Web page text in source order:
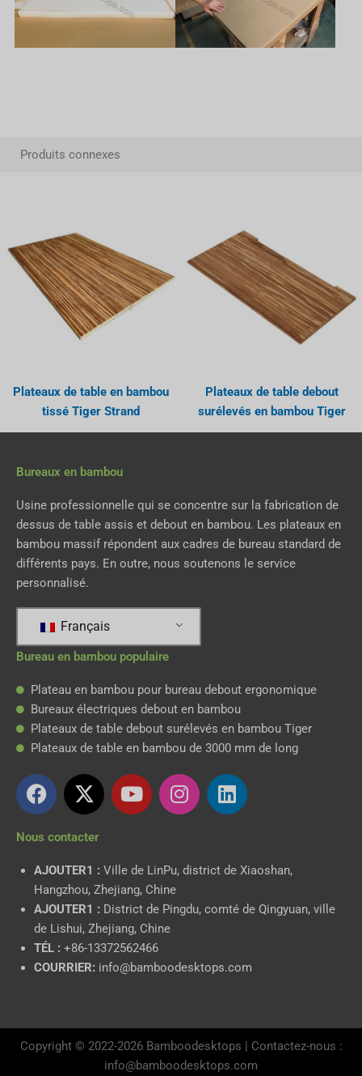
Produits connexes
Plateaux de table en bambou
tissé Tiger Strand
Plateaux de table debout
surélevés en bambou Tiger
Bureaux en bambou
Usine professionnelle qui se concentre sur la fabrication de
dessus de table assis et debout en bambou. Les plateaux en
bambou massif répondent aux cadres de bureau standard de
différents pays. En outre, nous soutenons le service
personnalisé.
Français
Bureau en bambou populaire
Plateau en bambou pour bureau debout ergonomique
Bureaux électriques debout en bambou
Plateaux de table debout surélevés en bambou Tiger
Plateaux de table en bambou de 3000 mm de long
F
a
e
b
o
o
k
X
-
w
i
t
t
e
r
Y
o
u
b
e
I
n
a
r
L
i
e
i
Nous contacter
AJOUTER1 : Ville de LinPu, district de Xiaoshan,
Hangzhou, Zhejiang, Chine
AJOUTER1 : District de Pingdu, comté de Qingyuan, ville
de Lishui, Zhejiang, Chine
TÉL : +86-13372562466
COURRIER: info@bamboodesktops.com
Copyright © 2022-2026 Bamboodesktops | Contactez-nous :
info@bamboodesktops.com